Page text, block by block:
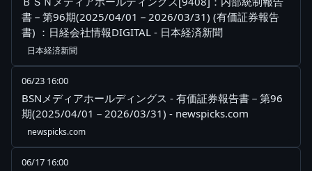
書－第96期(2025/04/01－2026/03/31) (有価証券報告
書) ：日経会社情報DIGITAL - 日本経済新聞
日本経済新聞
06/23 16:00
BSNメディアホールディングス - 有価証券報告書－第96
期(2025/04/01－2026/03/31) - newspicks.com
newspicks.com
06/17 16:00